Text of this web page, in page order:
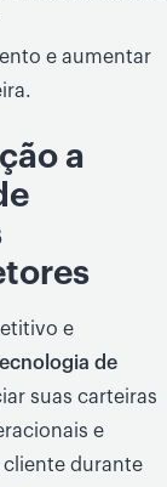
e aumentar
a
e
de
suas carteiras
e
cliente durante